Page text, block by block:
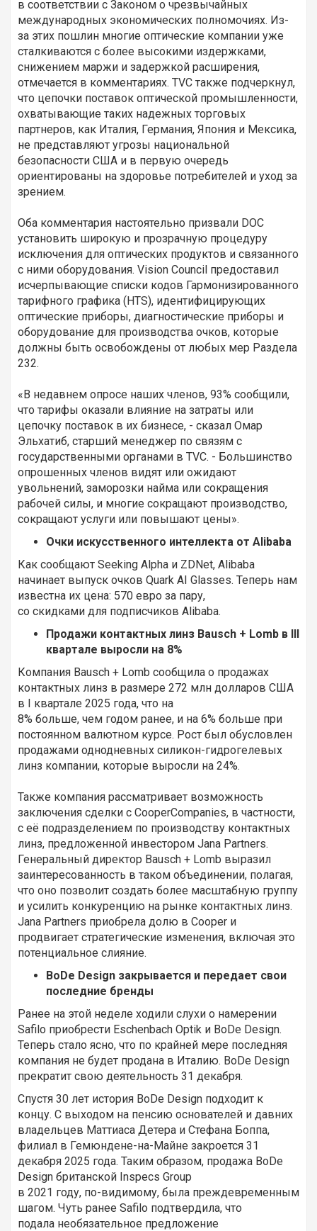
в соответствии с Законом о чрезвычайных
международных экономических полномочиях. Из-
за этих пошлин многие оптические компании уже
сталкиваются с более высокими издержками,
снижением маржи и задержкой расширения,
отмечается в комментариях. TVC также подчеркнул,
что цепочки поставок оптической промышленности,
охватывающие таких надежных торговых
партнеров, как Италия, Германия, Япония и Мексика,
не представляют угрозы национальной
безопасности США и в первую очередь
ориентированы на здоровье потребителей и уход за
зрением.
Оба комментария настоятельно призвали DOC
установить широкую и прозрачную процедуру
исключения для оптических продуктов и связанного
с ними оборудования. Vision Council предоставил
исчерпывающие списки кодов Гармонизированного
тарифного графика (HTS), идентифицирующих
оптические приборы, диагностические приборы и
оборудование для производства очков, которые
должны быть освобождены от любых мер Раздела
232.
«В недавнем опросе наших членов, 93% сообщили,
что тарифы оказали влияние на затраты или
цепочку поставок в их бизнесе, - сказал Омар
Эльхатиб, старший менеджер по связям с
государственными органами в TVC. - Большинство
опрошенных членов видят или ожидают
увольнений, заморозки найма или сокращения
рабочей силы, и многие сокращают производство,
сокращают услуги или повышают цены».
Очки искусственного интеллекта от Alibaba
Как сообщают Seeking Alpha и ZDNet, Alibaba
начинает выпуск очков Quark AI Glasses. Теперь нам
известна их цена: 570 евро за пару,
со скидками для подписчиков Alibaba.
Продажи контактных линз Bausch + Lomb в III
квартале выросли на 8%
Компания Bausch + Lomb сообщила о продажах
контактных линз в размере 272 млн долларов США
в I квартале 2025 года, что на
8% больше, чем годом ранее, и на 6% больше при
постоянном валютном курсе. Рост был обусловлен
продажами однодневных силикон-гидрогелевых
линз компании, которые выросли на 24%.
Также компания рассматривает возможность
заключения сделки с CooperCompanies, в частности,
с её подразделением по производству контактных
линз, предложенной инвестором Jana Partners.
Генеральный директор Bausch + Lomb выразил
заинтересованность в таком объединении, полагая,
что оно позволит создать более масштабную группу
и усилить конкуренцию на рынке контактных линз.
Jana Partners приобрела долю в Cooper и
продвигает стратегические изменения, включая это
потенциальное слияние.
BoDe Design закрывается и передает свои
последние бренды
Ранее на этой неделе ходили слухи о намерении
Safilo приобрести Eschenbach Optik и BoDe Design.
Теперь стало ясно, что по крайней мере последняя
компания не будет продана в Италию. BoDe Design
прекратит свою деятельность 31 декабря.
Спустя 30 лет история BoDe Design подходит к
концу. С выходом на пенсию основателей и давних
владельцев Маттиаса Детера и Стефана Боппа,
филиал в Гемюндене-на-Майне закроется 31
декабря 2025 года. Таким образом, продажа BoDe
Design британской Inspecs Group
в 2021 году, по-видимому, была преждевременным
шагом. Чуть ранее Safilo подтвердила, что
подала необязательное предложение